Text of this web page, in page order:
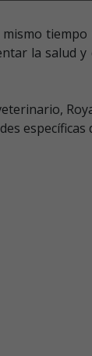
tiempo
la salud
específicas